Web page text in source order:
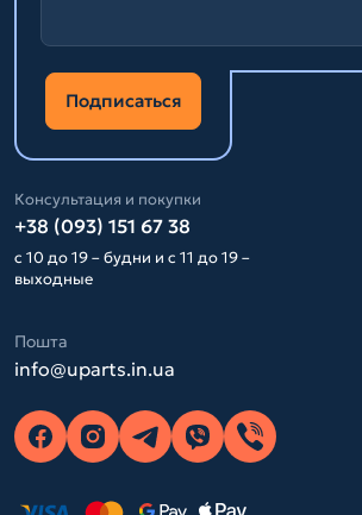
Подписаться
Консультация и покупки
+38 (093) 151 67 38
с 10 до 19 – будни и с 11 до 19 –
выходные
Пошта
info@uparts.in.ua